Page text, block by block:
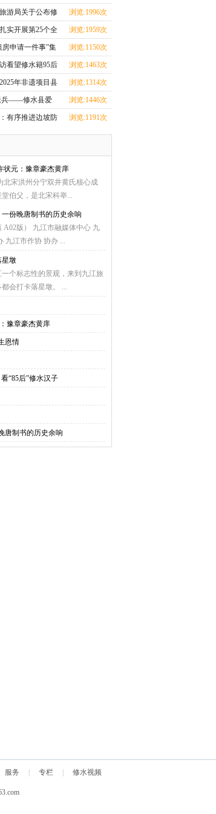
游局关于公布修
浏览:1996次
实开展第25个全
浏览:1959次
申请一件事”集
浏览:1150次
看望修水籍95后
浏览:1463次
年非遗项目县
浏览:1314次
兵——修水县爱
浏览:1446次
有序推进边坡防
浏览:1191次
状元：豫章豪杰黄庠
北宋洪州分宁双井黄氏核心成
伯父，是北宋科举...
份晚唐制书的历史余响
A02版） 九江市融媒体中心 九
九江市作协 协办 ...
星墩
个标志性的景观，来到九江旅
会打卡落星墩。 ...
豫章豪杰黄庠
恩情
“85后”修水汉子
唐制书的历史余响
服务 专栏 修水视频